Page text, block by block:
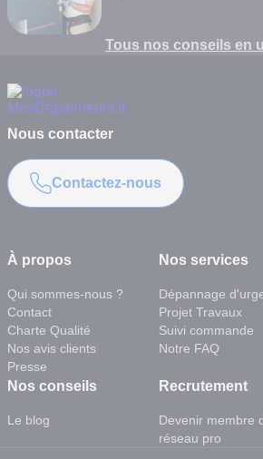
Tous nos conseils en
À propos
Qui sommes-nous ?
Contact
Charte Qualité
Nos avis clients
Presse
Nos services
Dépannage
Projet Travaux
Suivi commande
Notre FAQ
Nos conseils
Le blog
Recrutement
Devenir membre
réseau pro
Nous contacter
Contactez-nous